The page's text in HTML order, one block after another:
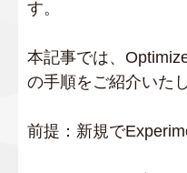
す。
本記事では、
の手順をご紹介いた
前提：新規で